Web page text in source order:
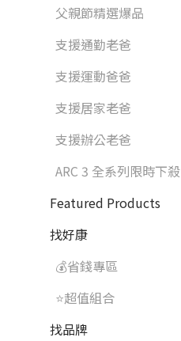
父親節精選爆品
支援通勤老爸
支援運動爸爸
支援居家老爸
支援辦公老爸
ARC 3 全系列限時下殺
Featured Products
找好康
💰省錢專區
⭐超值組合
找品牌